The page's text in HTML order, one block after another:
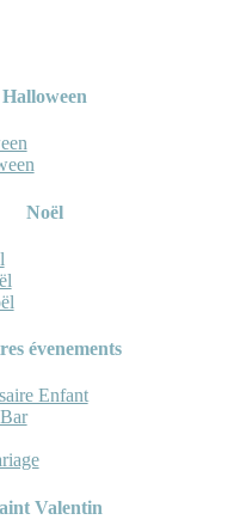
Halloween
Noël
évenements
Enfant
Valentin